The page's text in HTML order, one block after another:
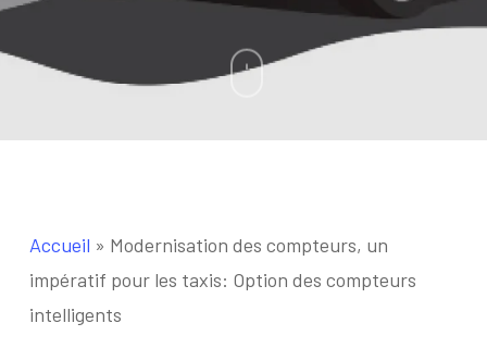
Accueil » Modernisation des compteurs, un
impératif pour les taxis: Option des compteurs
intelligents